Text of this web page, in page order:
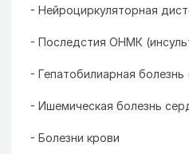
- Нейроциркуляторная
- Последстия ОНМК
- Гепатобилиарная
- Ишемическая болезнь
- Болезни крови